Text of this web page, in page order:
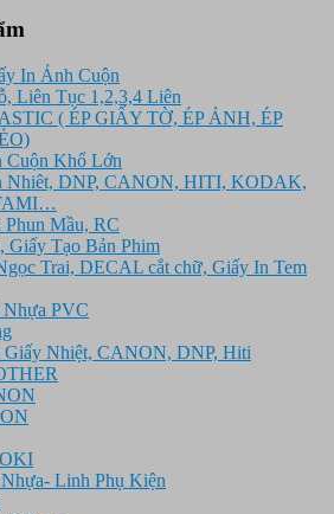
₫.
In Ảnh Cuộn
Liên Tục 1,2,3,4 Liên
( ÉP GIẤY TỜ, ÉP ẢNH, ÉP
Cuộn Khổ Lớn
Nhiêt, DNP, CANON, HITI, KODAK,
Mầu, RC
Giấy Tạo Bản Phim
Trai, DECAL cắt chữ, Giấy In Tem
PVC
Nhiệt, CANON, DNP, Hiti
Linh Phụ Kiện